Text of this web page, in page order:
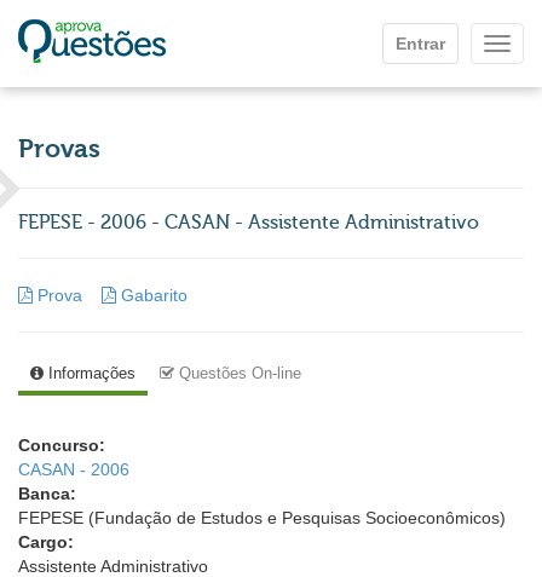
Entrar
Provas
FEPESE - 2006 - CASAN - Assistente Administrativo
Prova Gabarito
Informações Questões On-line
Concurso:
CASAN - 2006
Banca:
FEPESE (Fundação de Estudos e Pesquisas Socioeconômicos)
Cargo:
Assistente Administrativo